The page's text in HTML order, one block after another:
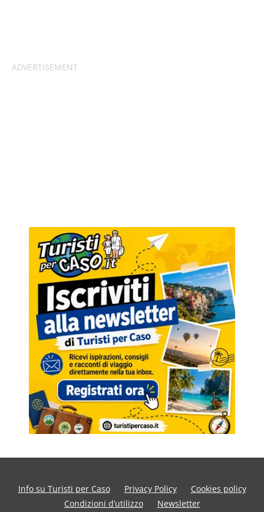
Info su Turisti per Caso Privacy Policy
Cookies policy
Condizioni d’utilizzo
Newsletter